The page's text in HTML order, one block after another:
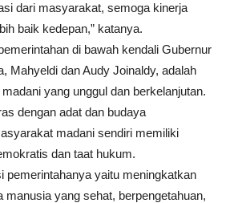
dari masyarakat, semoga kinerja
baik kedepan,” katanya.
di bawah kendali Gubernur
Mahyeldi dan Audy Joinaldy, adalah
yang unggul dan berkelanjutan.
dengan adat dan budaya
madani sendiri memiliki
dan taat hukum.
pemerintahanya yaitu meningkatkan
manusia yang sehat, berpengetahuan,